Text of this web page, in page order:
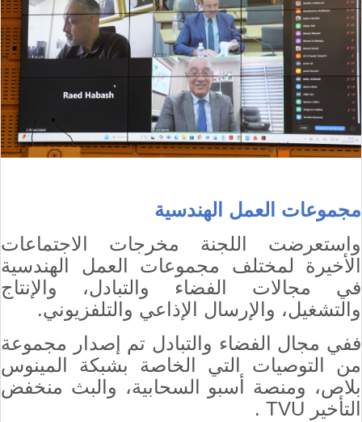
مجموعات العمل الهندسية
واستعرضت اللجنة مخرجات الاجتماعات
الأخيرة لمختلف مجموعات العمل الهندسية
في مجالات الفضاء والتبادل، والإنتاج
والتشغيل، والإرسال الإذاعي والتلفزيوني.
ففي مجال الفضاء والتبادل تم إصدار مجموعة
من التوصيات التي الخاصة بشبكة المينوس
بلاص، ومنصة أسبو السحابية، والبث منخفض
التأخير TVU
.